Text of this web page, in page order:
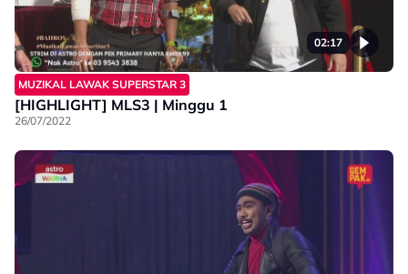
02:17
MUZIKAL LAWAK SUPERSTAR 3
[HIGHLIGHT] MLS3 | Minggu 1
26/07/2022